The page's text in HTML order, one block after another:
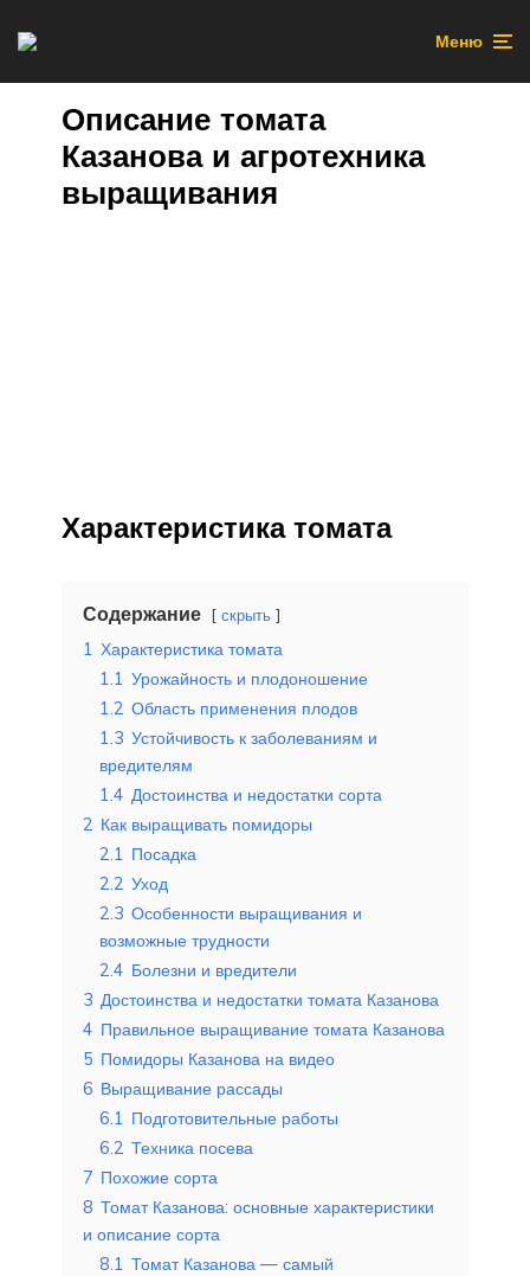
Меню
Описание томата
Казанова и агротехника
выращивания
Характеристика томата
Содержание скрыть
1 Характеристика томата
1.1 Урожайность и плодоношение
1.2 Область применения плодов
1.3 Устойчивость к заболеваниям и
вредителям
1.4 Достоинства и недостатки сорта
2 Как выращивать помидоры
2.1 Посадка
2.2 Уход
2.3 Особенности выращивания и
возможные трудности
2.4 Болезни и вредители
3 Достоинства и недостатки томата Казанова
4 Правильное выращивание томата Казанова
5 Помидоры Казанова на видео
6 Выращивание рассады
6.1 Подготовительные работы
6.2 Техника посева
7 Похожие сорта
8 Томат Казанова: основные характеристики
и описание сорта
8.1 Томат Казанова — самый